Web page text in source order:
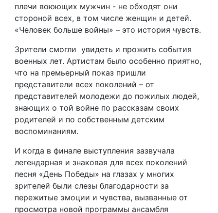
плечи воюющих мужчин - не обходят они
стороной всех, в том числе женщин и детей.
«Человек больше войны» – это история чувств.
Зрители смогли увидеть и прожить события
военных лет. Артистам было особенно приятно,
что на премьерный показ пришли
представители всех поколений – от
представителей молодежи до пожилых людей,
знающих о той войне по рассказам своих
родителей и по собственным детским
воспоминаниям.
И когда в финале выступления зазвучала
легендарная и знаковая для всех поколений
песня «День Победы» на глазах у многих
зрителей были слезы благодарности за
пережитые эмоции и чувства, вызванные от
просмотра новой программы ансамбля